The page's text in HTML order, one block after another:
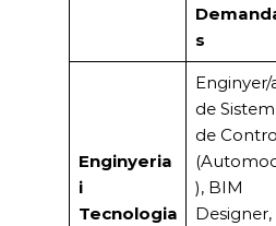
s
Enginyeria
i
Tecnologia
Enginyer/
de
de
), BIM
Designer,